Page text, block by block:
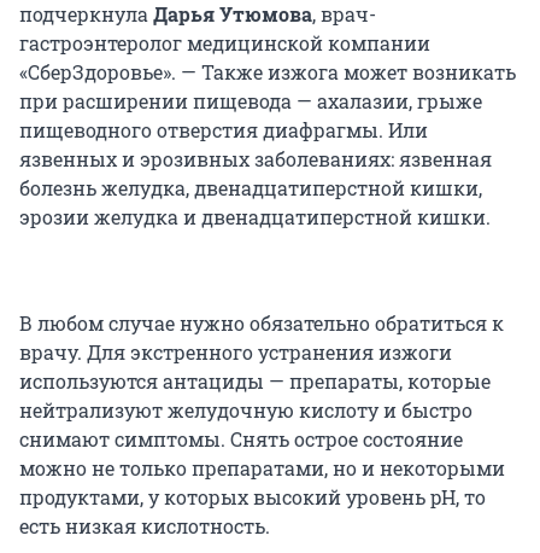
подчеркнулаДарья Утюмова, врач-
гастроэнтеролог медицинской компании
«СберЗдоровье». — Также изжога может возникать
при расширении пищевода — ахалазии, грыже
пищеводного отверстия диафрагмы. Или
язвенных и эрозивных заболеваниях: язвенная
болезнь желудка, двенадцатиперстной кишки,
эрозии желудка и двенадцатиперстной кишки.
В любом случае нужно обязательно обратиться к
врачу. Для экстренного устранения изжоги
используются антациды — препараты, которые
нейтрализуют желудочную кислоту и быстро
снимают симптомы. Снять острое состояние
можно не только препаратами, но и некоторыми
продуктами, у которых высокий уровень pH, то
есть низкая кислотность.